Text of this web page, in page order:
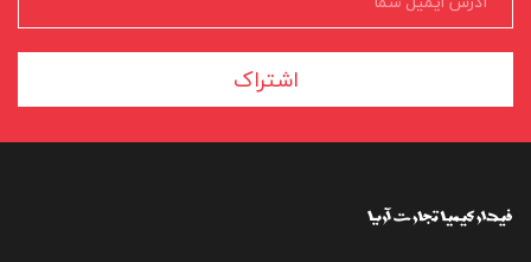
اشتراک